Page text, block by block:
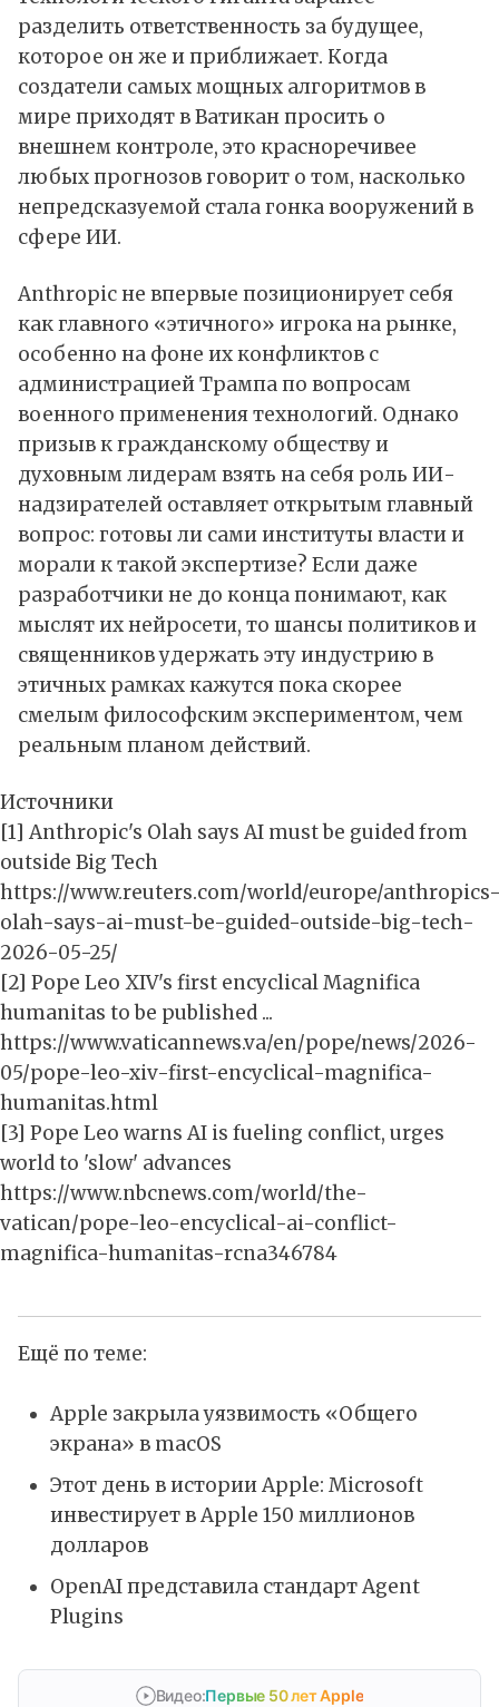
разделить ответственность за будущее,
которое он же и приближает. Когда
создатели самых мощных алгоритмов в
мире приходят в Ватикан просить о
внешнем контроле, это красноречивее
любых прогнозов говорит о том, насколько
непредсказуемой стала гонка вооружений в
сфере ИИ.
Anthropic не впервые позиционирует себя
как главного «этичного» игрока на рынке,
особенно на фоне их конфликтов с
администрацией Трампа по вопросам
военного применения технологий. Однако
призыв к гражданскому обществу и
духовным лидерам взять на себя роль ИИ-
надзирателей оставляет открытым главный
вопрос: готовы ли сами институты власти и
морали к такой экспертизе? Если даже
разработчики не до конца понимают, как
мыслят их нейросети, то шансы политиков и
священников удержать эту индустрию в
этичных рамках кажутся пока скорее
смелым философским экспериментом, чем
реальным планом действий.
Источники
[1] Anthropic's Olah says AI must be guided from
outside Big Tech
https://www.reuters.com/world/europe/
olah-says-ai-must-be-guided-outside-big-tech-
2026-05-25/
[2] Pope Leo XIV's first encyclical Magnifica
humanitas to be published ...
https://www.vaticannews.va/en/pope/news/2026-
05/pope-leo-xiv-first-encyclical-magnifica-
humanitas.html
[3] Pope Leo warns AI is fueling conflict, urges
world to 'slow' advances
https://www.nbcnews.com/world/the-
vatican/pope-leo-encyclical-ai-conflict-
magnifica-humanitas-rcna346784
Ещё по теме:
Apple закрыла уязвимость «Общего
экрана» в macOS
Этот день в истории Apple: Microsoft
инвестирует в Apple 150 миллионов
долларов
OpenAI представила стандарт Agent
Plugins
Видео:Первые 50 лет Apple